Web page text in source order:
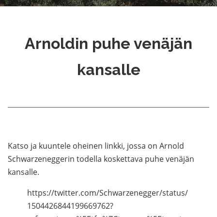
Arnoldin puhe venäjän
kansalle
Katso ja kuuntele oheinen linkki, jossa on Arnold
Schwarzeneggerin todella koskettava puhe venäjän
kansalle.
https://twitter.com/Schwarzenegger/status/
1504426844199669762?